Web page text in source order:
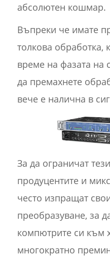
абсолютен кошмар.
Въпреки че имате
толкова обработка,
време на фазата на
да премахнете
вече е налична в
За да ограничат
продуцентите и
често изпращат
преобразуване, за
компютрите си към
многократно